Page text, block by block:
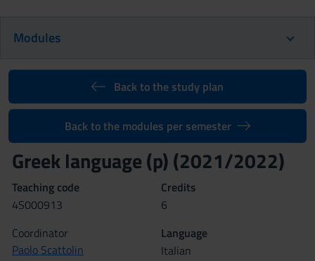
Modules
Back to the study plan
Back to the modules per semester
Greek language (p) (2021/2022)
Teaching code
4S000913
Credits
6
Coordinator
Paolo Scattolin
Language
Italian